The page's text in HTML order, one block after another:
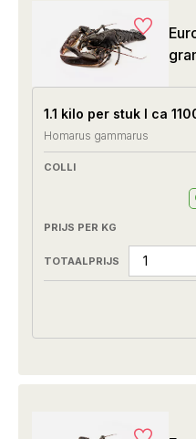
1.1 kilo per stuk I ca
Homarus gammarus